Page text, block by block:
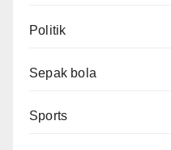
Politik
Sepak bola
Sports